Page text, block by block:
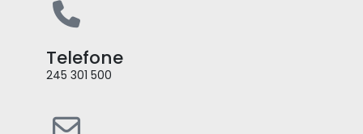
Telefone
245 301 500